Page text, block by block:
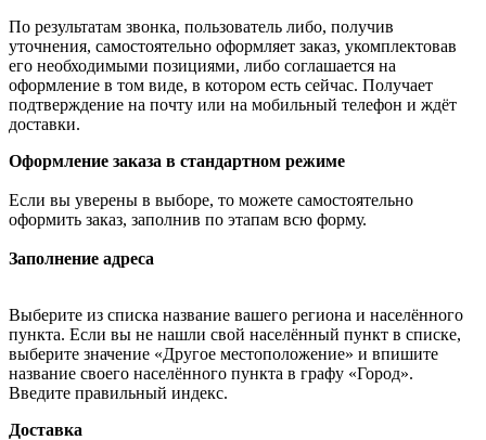
По результатам звонка, пользователь либо, получив
уточнения, самостоятельно оформляет заказ, укомплектовав
его необходимыми позициями, либо соглашается на
оформление в том виде, в котором есть сейчас. Получает
подтверждение на почту или на мобильный телефон и ждёт
доставки.
Оформление заказа в стандартном режиме
Если вы уверены в выборе, то можете самостоятельно
оформить заказ, заполнив по этапам всю форму.
Заполнение адреса
Выберите из списка название вашего региона и населённого
пункта. Если вы не нашли свой населённый пункт в списке,
выберите значение «Другое местоположение» и впишите
название своего населённого пункта в графу «Город».
Введите правильный индекс.
Доставка